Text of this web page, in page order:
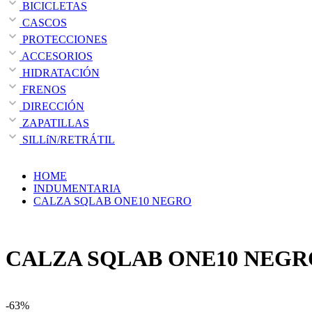
BICICLETAS
CASCOS
PROTECCIONES
ACCESORIOS
HIDRATACIÓN
FRENOS
DIRECCIÓN
ZAPATILLAS
SILLíN/RETRÁTIL
HOME
INDUMENTARIA
CALZA SQLAB ONE10 NEGRO
CALZA SQLAB ONE10
-63%